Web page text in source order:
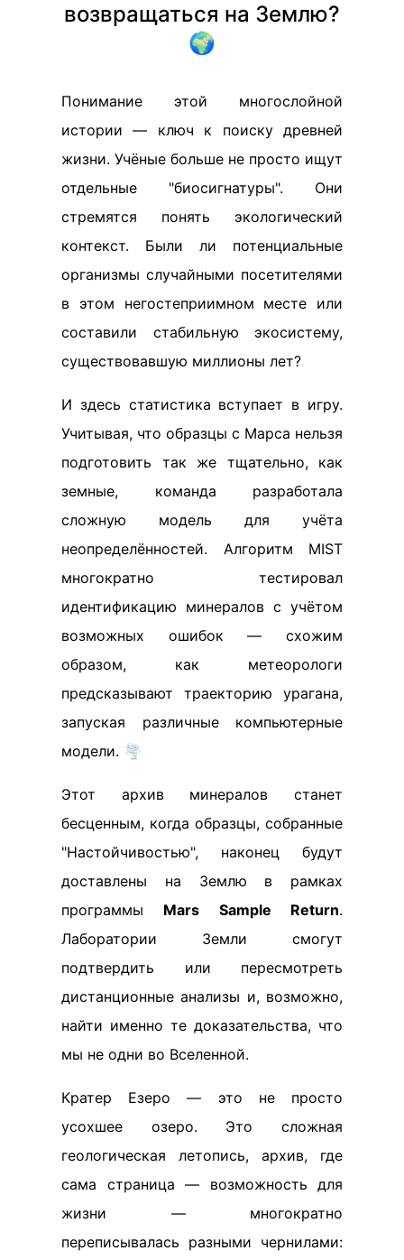
возвращаться на Землю?
🌍
Понимание этой многослойной
истории — ключ к поиску древней
жизни. Учёные больше не просто ищут
отдельные "биосигнатуры". Они
стремятся понять экологический
контекст. Были ли потенциальные
организмы случайными посетителями
в этом негостеприимном месте или
составили стабильную экосистему,
существовавшую миллионы лет?
И здесь статистика вступает в игру.
Учитывая, что образцы с Марса нельзя
подготовить так же тщательно, как
земные, команда разработала
сложную модель для учёта
неопределённостей. Алгоритм MIST
многократно тестировал
идентификацию минералов с учётом
возможных ошибок — схожим
образом, как метеорологи
предсказывают траекторию урагана,
запуская различные компьютерные
модели. 🌪️
Этот архив минералов станет
бесценным, когда образцы, собранные
"Настойчивостью", наконец будут
доставлены на Землю в рамках
программы Mars Sample Return.
Лаборатории Земли смогут
подтвердить или пересмотреть
дистанционные анализы и, возможно,
найти именно те доказательства, что
мы не одни во Вселенной.
Кратер Езеро — это не просто
усохшее озеро. Это сложная
геологическая летопись, архив, где
сама страница — возможность для
жизни — многократно
переписывалась разными чернилами: